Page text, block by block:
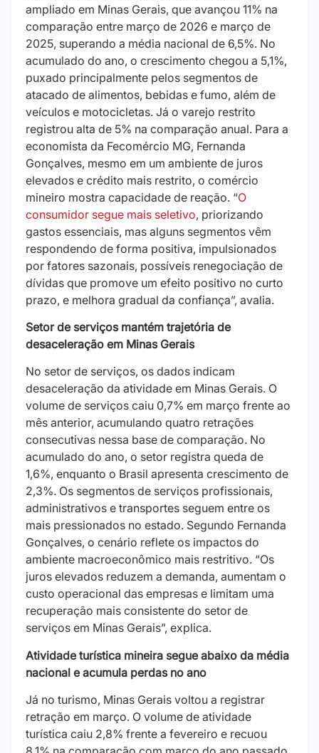
ampliado em Minas Gerais, que avançou 11% na
comparação entre março de 2026 e março de
2025, superando a média nacional de 6,5%. No
acumulado do ano, o crescimento chegou a 5,1%,
puxado principalmente pelos segmentos de
atacado de alimentos, bebidas e fumo, além de
veículos e motocicletas. Já o varejo restrito
registrou alta de 5% na comparação anual. Para a
economista da Fecomércio MG, Fernanda
Gonçalves, mesmo em um ambiente de juros
elevados e crédito mais restrito, o comércio
mineiro mostra capacidade de reação. “O
consumidor segue mais seletivo, priorizando
gastos essenciais, mas alguns segmentos vêm
respondendo de forma positiva, impulsionados
por fatores sazonais, possíveis renegociação de
dívidas que promove um efeito positivo no curto
prazo, e melhora gradual da confiança”, avalia.
Setor de serviços mantém trajetória de
desaceleração em Minas Gerais
No setor de serviços, os dados indicam
desaceleração da atividade em Minas Gerais. O
volume de serviços caiu 0,7% em março frente ao
mês anterior, acumulando quatro retrações
consecutivas nessa base de comparação. No
acumulado do ano, o setor registra queda de
1,6%, enquanto o Brasil apresenta crescimento de
2,3%. Os segmentos de serviços profissionais,
administrativos e transportes seguem entre os
mais pressionados no estado. Segundo Fernanda
Gonçalves, o cenário reflete os impactos do
ambiente macroeconômico mais restritivo. “Os
juros elevados reduzem a demanda, aumentam o
custo operacional das empresas e limitam uma
recuperação mais consistente do setor de
serviços em Minas Gerais”, explica.
Atividade turística mineira segue abaixo da média
nacional e acumula perdas no ano
Já no turismo, Minas Gerais voltou a registrar
retração em março. O volume de atividade
turística caiu 2,8% frente a fevereiro e recuou